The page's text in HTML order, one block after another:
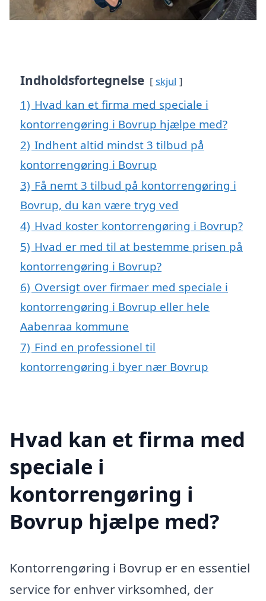
Indholdsfortegnelse skjul
1) Hvad kan et firma med speciale i
kontorrengøring i Bovrup hjælpe med?
2) Indhent altid mindst 3 tilbud på
kontorrengøring i Bovrup
3) Få nemt 3 tilbud på kontorrengøring i
Bovrup, du kan være tryg ved
4) Hvad koster kontorrengøring i Bovrup?
5) Hvad er med til at bestemme prisen på
kontorrengøring i Bovrup?
6) Oversigt over firmaer med speciale i
kontorrengøring i Bovrup eller hele
Aabenraa kommune
7) Find en professionel til
kontorrengøring i byer nær Bovrup
Hvad kan et firma med
speciale i
kontorrengøring i
Bovrup hjælpe med?
Kontorrengøring i Bovrup er en essentiel
service for enhver virksomhed, der